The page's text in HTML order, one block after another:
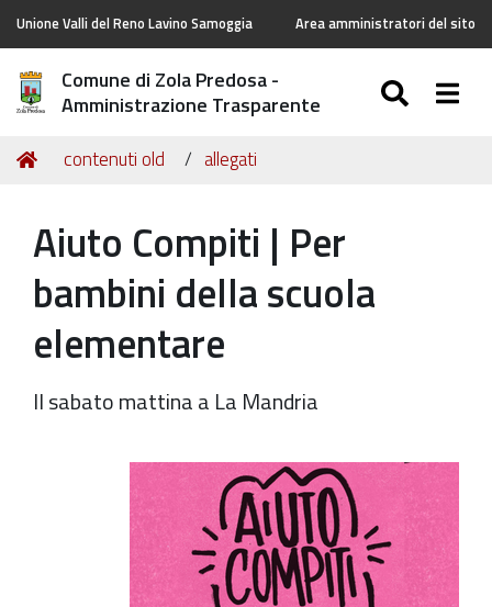
Unione Valli del Reno Lavino Samoggia Area amministratori del sito
Comune di Zola Predosa -
Amministrazione Trasparente
Tu
Home
contenuti old allegati
Aiuto Compiti | Per
bambini della scuola
elementare
Il sabato mattina a La Mandria